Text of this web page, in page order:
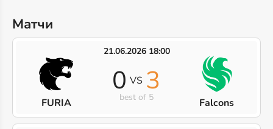
Матчи
21.06.2026 18:00
FURIA
0 VS 3
best of 5 Falcons